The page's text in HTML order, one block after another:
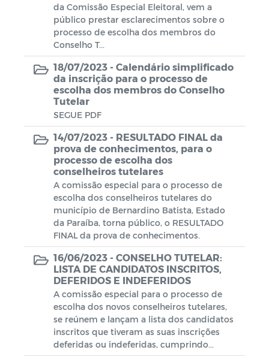
Campanhas
Emendas Parlamentares
Decretos SIAFIC
Portaria da Comissão - SIAFIC
Documentos - SIAFIC
Plano de Ação - SIAFIC
Diagnóstico elaborado - SIAFIC
Lei Aldir Blanc
Edital Artistas Batistenses Lei Aldir
Blanc 14.017/2020
Lei Aldir Blanc
Eleição Conselho Tutelar 2023
PRÊMIO PAULO FREIRE
da Comissão Especial Eleitoral, vem a
público prestar esclarecimentos sobre o
processo de escolha dos membros do
Conselho T...
18/07/2023 - Calendário simplificado
da inscrição para o processo de
escolha dos membros do Conselho
Tutelar
SEGUE PDF
14/07/2023 - RESULTADO FINAL da
prova de conhecimentos, para o
processo de escolha dos
conselheiros tutelares
A comissão especial para o processo de
escolha dos conselheiros tutelares do
município de Bernardino Batista, Estado
da Paraíba, torna público, o RESULTADO
FINAL da prova de conhecimentos.
16/06/2023 - CONSELHO TUTELAR:
LISTA DE CANDIDATOS INSCRITOS,
DEFERIDOS E INDEFERIDOS
A comissão especial para o processo de
escolha dos novos conselheiros tutelares,
se reúnem e lançam a lista dos candidatos
inscritos que tiveram as suas inscrições
deferidas ou indeferidas, cumprindo...